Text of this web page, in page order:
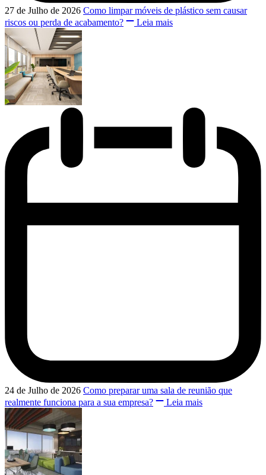
27 de Julho de 2026 Como limpar móveis de plástico sem causar
riscos ou perda de acabamento?
Leia mais
24 de Julho de 2026 Como preparar uma sala de reunião que
realmente funciona para a sua empresa?
Leia mais